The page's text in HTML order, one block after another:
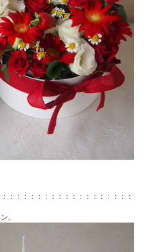
：：：：：：：：：：：：：：：：：：：：
。